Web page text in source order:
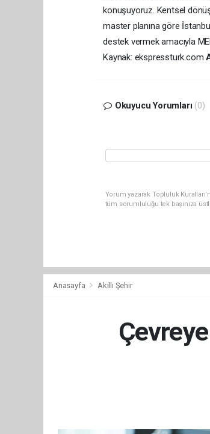
konuşuyoruz. Kentsel
master planına göre
destek vermek amacıyla
Kaynak: ekspressturk.com
Okuyucu Yorumları (0)
Yorum yazarak Topluluk
tüm sorumluluğu tek başınıza
Anasayfa Akıllı Şehir
Çevreye